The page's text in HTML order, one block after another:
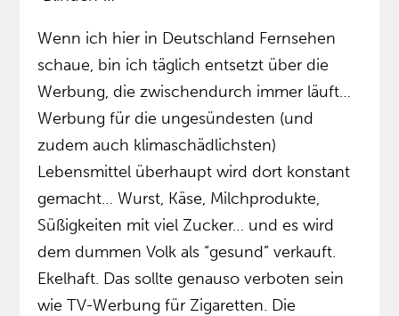
Wenn ich hier in Deutschland Fernsehen
schaue, bin ich täglich entsetzt über die
Werbung, die zwischendurch immer läuft…
Werbung für die ungesündesten (und
zudem auch klimaschädlichsten)
Lebensmittel überhaupt wird dort konstant
gemacht… Wurst, Käse, Milchprodukte,
Süßigkeiten mit viel Zucker… und es wird
dem dummen Volk als “gesund” verkauft.
Ekelhaft. Das sollte genauso verboten sein
wie TV-Werbung für Zigaretten. Die